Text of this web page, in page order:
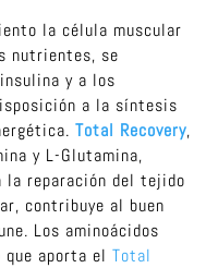
la célula muscular
nutrientes, se
y a los
a la síntesis
Total Recovery,
y L-Glutamina,
la reparación del tejido
contribuye al buen
Los aminoácidos
que aporta elTotal